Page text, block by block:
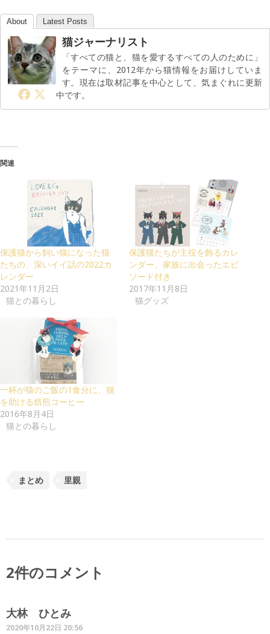
About Latest Posts
猫ジャーナリスト
「すべての猫と、猫を愛するすべての人のために」
をテーマに、2012年から猫情報をお届けしていま
す。現在は取材記事を中心として、気まぐれに更新
中です。
関連
保護猫から飼い猫になった猫
たちの、深いイイ話の2022カ
レンダー
2021年11月2日
猫との暮らし
保護猫たちが主役を飾るカレ
ンダー、家族に出会ったエピ
ソード付き
2017年11月8日
猫グッズ
一杯が猫のご飯の1食分に、猫
を助ける焙煎コーヒー
2016年8月4日
猫との暮らし
まとめ 里親
2件のコメント
大林 ひとみ
2020年10月22日 20:56